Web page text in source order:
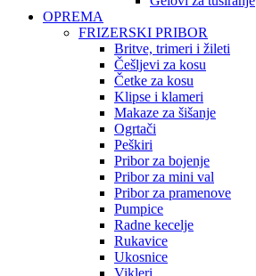
OPREMA
FRIZERSKI PRIBOR
Britve, trimeri i žileti
Češljevi za kosu
Četke za kosu
Klipse i klameri
Makaze za šišanje
Ogrtači
Peškiri
Pribor za bojenje
Pribor za mini val
Pribor za pramenove
Pumpice
Radne kecelje
Rukavice
Ukosnice
Vikleri